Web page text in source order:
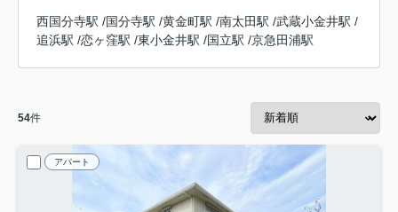
西国分寺駅 /国分寺駅 /黄金町駅 /南太田駅 /武蔵小金井駅 /
追浜駅 /恋ヶ窪駅 /東小金井駅 /国立駅 /京急田浦駅
54件
アパート